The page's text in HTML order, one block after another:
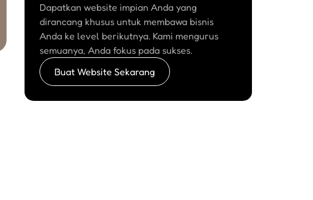
Dapatkan website impian Anda yang
dirancang khusus untuk membawa bisnis
Anda ke level berikutnya. Kami mengurus
semuanya, Anda fokus pada sukses.
Buat Website Sekarang